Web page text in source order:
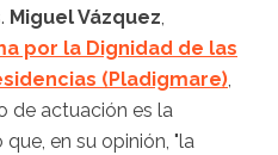
Miguel Vázquez,
por la Dignidad de las
(Pladigmare),
de actuación es la
en su opinión, "la